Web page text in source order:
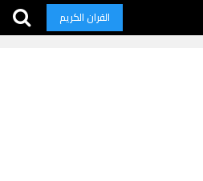
القران الكريم